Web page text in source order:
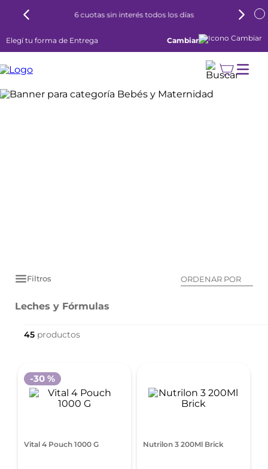
6 cuotas sin interés todos los días
Elegí tu forma de Entrega Cambiar
Filtros ORDENAR POR
Leches y Fórmulas
45
Vital 4 Pouch 1000 G
-30 %
Nutrilon 3 200Ml Brick